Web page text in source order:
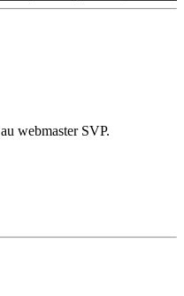
au webmaster SVP.